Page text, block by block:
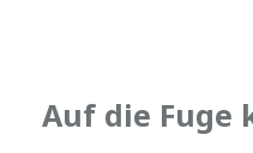
Auf die Fuge